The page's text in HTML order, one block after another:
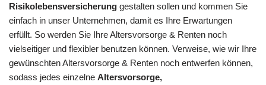
Risikolebensversicherung gestalten sollen und kommen Sie
einfach in unser Unternehmen, damit es Ihre Erwartungen
erfüllt. So werden Sie Ihre Altersvorsorge & Renten noch
vielseitiger und flexibler benutzen können. Verweise, wie wir Ihre
gewünschten Altersvorsorge & Renten noch entwerfen können,
sodass jedes einzelne Altersvorsorge,